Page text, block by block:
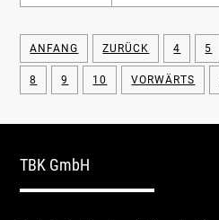
ANFANG ZURÜCK 4 5
8 9 10 VORWÄRTS
TBK GmbH